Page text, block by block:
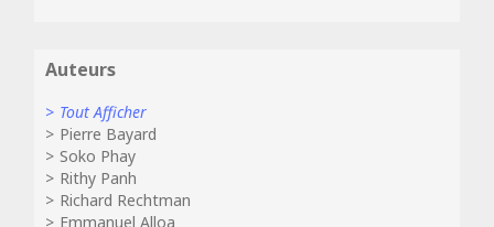
Auteurs
Tout Afficher
Pierre Bayard
Soko Phay
Rithy Panh
Richard Rechtman
Emmanuel Alloa